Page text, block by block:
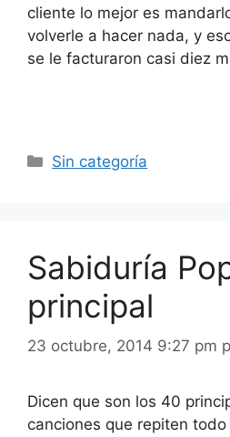
cliente lo mejor es
volverle a hacer nada, y
se le facturaron casi diez
Categorías
Sin categoría
Sabiduría
principal
23 octubre, 2014 9:27 pm
Dicen que son los 40
canciones que repiten